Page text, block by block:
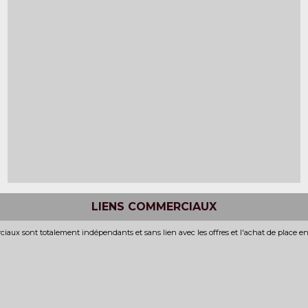
LIENS COMMERCIAUX
sont totalement indépendants et sans lien avec les offres et l'achat de place